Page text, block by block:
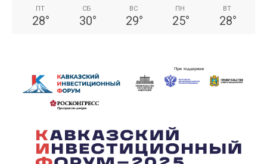
ПТ
28°
СБ
30°
ВС
29°
ПН
25°
ВТ
28°